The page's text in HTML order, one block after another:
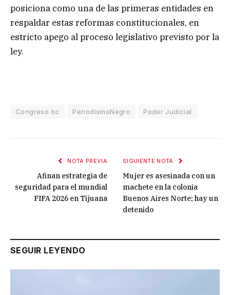
posiciona como una de las primeras entidades en
respaldar estas reformas constitucionales, en
estricto apego al proceso legislativo previsto por la
ley.
Congreso bc PeriodismoNegro Poder Judicial
NOTA PREVIA
Afinan estrategia de
seguridad para el mundial
FIFA 2026 en Tijuana
SIGUIENTE NOTA
Mujer es asesinada con un
machete en la colonia
Buenos Aires Norte; hay un
detenido
SEGUIR LEYENDO